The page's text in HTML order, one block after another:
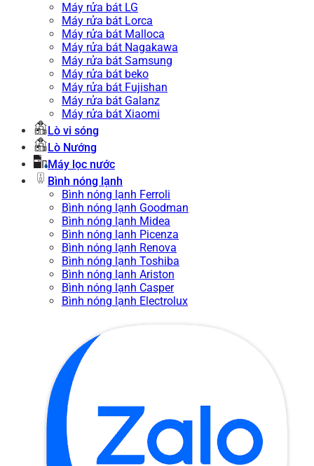
Máy rửa bát LG
Máy rửa bát Lorca
Máy rửa bát Malloca
Máy rửa bát Nagakawa
Máy rửa bát Samsung
Máy rửa bát beko
Máy rửa bát Fujishan
Máy rửa bát Galanz
Máy rửa bát Xiaomi
Lò vi sóng
Lò Nướng
Máy lọc nước
Bình nóng lạnh
Bình nóng lạnh Ferroli
Bình nóng lạnh Goodman
Bình nóng lạnh Midea
Bình nóng lạnh Picenza
Bình nóng lạnh Renova
Bình nóng lạnh Toshiba
Bình nóng lạnh Ariston
Bình nóng lạnh Casper
Bình nóng lạnh Electrolux